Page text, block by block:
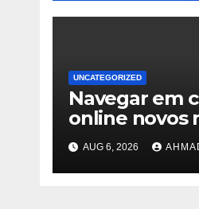
UNCATEGORIZED
Navegar em
online novos
foi tão
envolvente
AUG 6, 2026